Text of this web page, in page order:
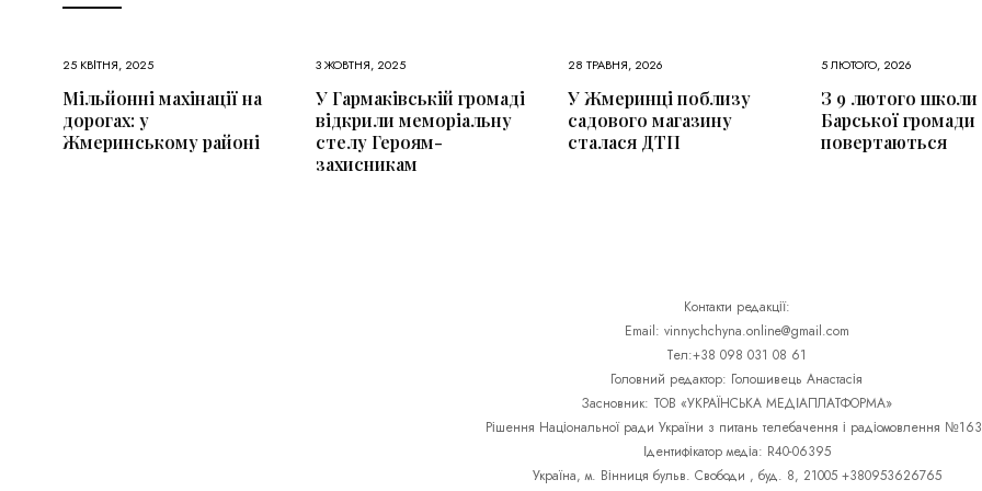
25 КВІТНЯ, 2025
Мільйонні махінації на
дорогах: у
Жмеринському районі
3 ЖОВТНЯ, 2025
У Гармаківській громаді
відкрили меморіальну
стелу Героям-
захисникам
28 ТРАВНЯ, 2026
У Жмеринці поблизу
садового магазину
сталася ДТП
5 ЛЮТОГО, 2026
З 9 лютого школи
Барської громади
повертаються
Контакти редакції:
Email: vinnychchyna.online@gmail.com
Тел:+38 098 031 08 61
Головний редактор: Голошивець Анастасія
Засновник: ТОВ «УКРАЇНСЬКА МЕДІАПЛАТФОРМА»
Рішення Національної ради України з питань телебачення і радіомовлення
Ідентифікатор медіа: R40-06395
Україна, м. Вінниця бульв. Свободи , буд. 8, 21005 +380953626765